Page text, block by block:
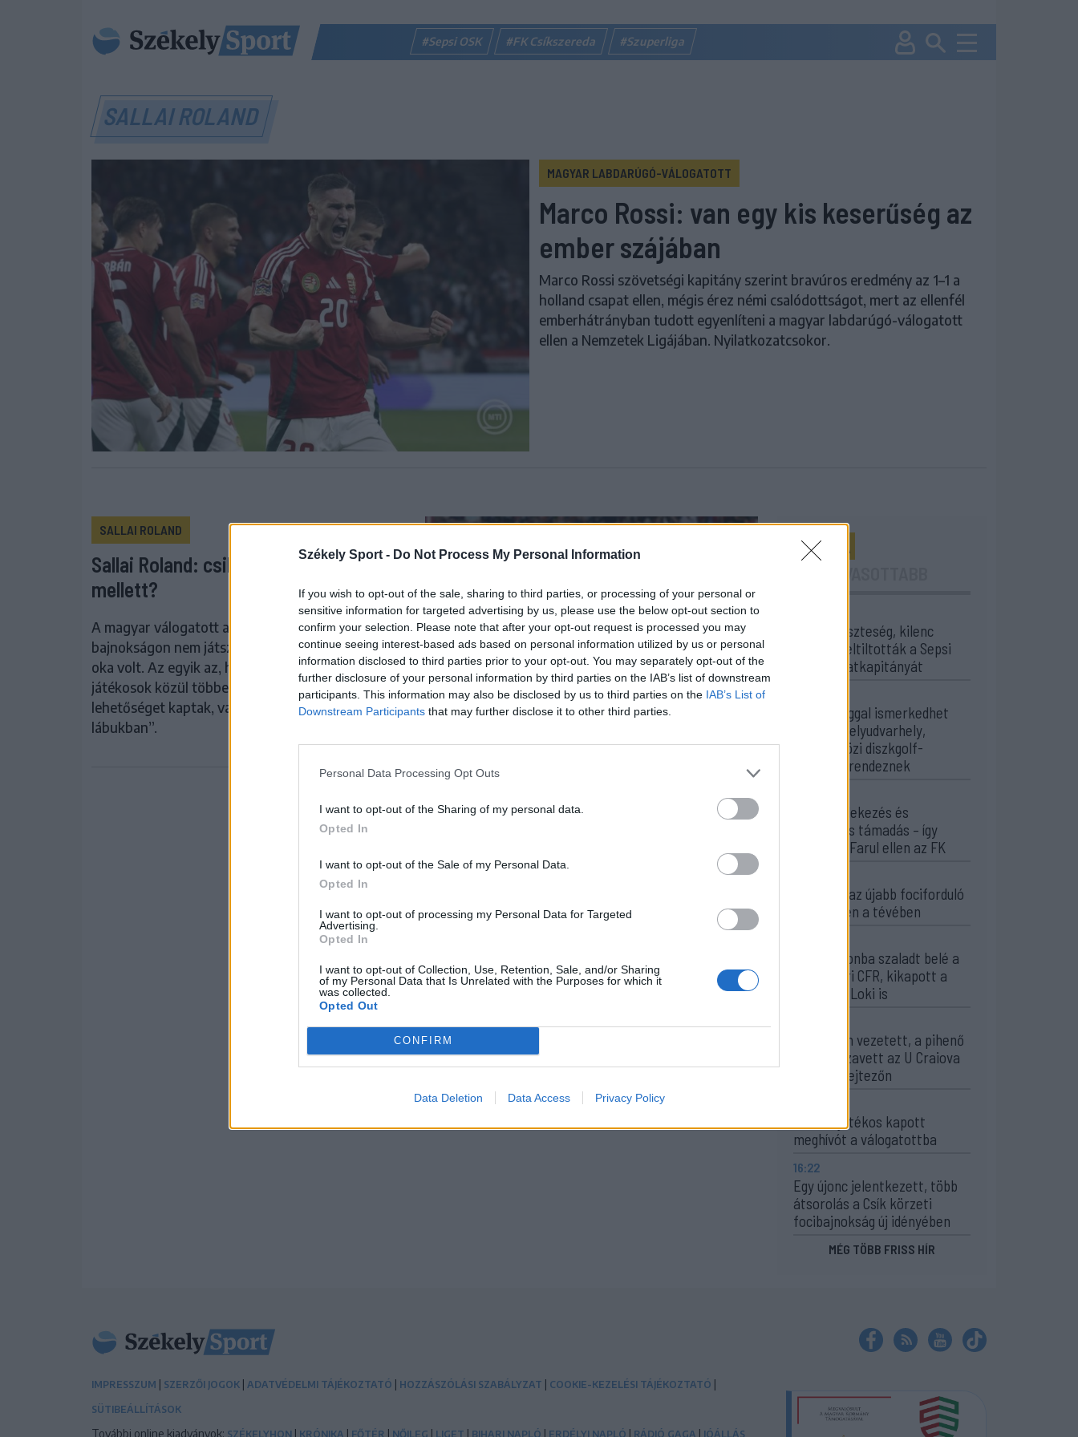
Székely Sport - Do Not Process My Personal Information
If you wish to opt-out of the sale, sharing to third parties, or processing of your personal or
sensitive information for targeted advertising by us, please use the below opt-out section to
confirm your selection. Please note that after your opt-out request is processed you may
continue seeing interest-based ads based on personal information utilized by us or personal
information disclosed to third parties prior to your opt-out. You may separately opt-out of the
further disclosure of your personal information by third parties on the IAB’s list of downstream
participants. This information may also be disclosed by us to third parties on the IAB’s List of
Downstream Participants that may further disclose it to other third parties.
Personal Data Processing Opt Outs
I want to opt-out of the Sharing of my personal data.
Opted In
I want to opt-out of the Sale of my Personal Data.
Opted In
I want to opt-out of processing my Personal Data for Targeted
Advertising.
Opted In
I want to opt-out of Collection, Use, Retention, Sale, and/or Sharing
of my Personal Data that Is Unrelated with the Purposes for which it
was collected.
Opted Out
CONFIRM
Data Deletion Data Access Privacy Policy
#Sepsi OSK #FK Csíkszereda #Szuperliga
SALLAI ROLAND
MAGYAR LABDARÚGÓ-VÁLOGATOTT
Marco Rossi: van egy kis keserűség az
ember szájában
Marco Rossi szövetségi kapitány szerint bravúros eredmény az 1–1 a
holland csapat ellen, mégis érez némi csalódottságot, mert az ellenfél
emberhátrányban tudott egyenlíteni a magyar labdarúgó-válogatott
ellen a Nemzetek Ligájában. Nyilatkozatcsokor.
SALLAI ROLAND
Sallai Roland: csillogni a félhold
mellett?
A magyar válogatott a németországi Európa-
bajnokságon nem játszott jól, amelynek számos
oka volt. Az egyik az, hogy a pályára küldött
játékosok közül többen saját klubjukban kevés
lehetőséget kaptak, vagyis „nem volt meccs a
lábukban”.
Korábbi cikkek betöltése
24 ÓRA
Súlyos veszteség, kilenc
hónapra eltiltották a Sepsi
OSK csapatkapitányát
Új sportággal ismerkedhet
meg Székelyudvarhely,
nemzetközi diszkgolf-
versenyt rendeznek
Stabil védekezés és
céltudatos támadás – így
készült a Farul ellen az FK
Kezdődik az újabb fociforduló
– pénteken a tévében
Nagy pofonba szaladt belé a
Kolozsvári CFR, kikapott a
Győr és a Loki is
Idegenben vezetett, a pihenő
után visszavett az U Craiova
az EL-selejtezőn
Két FK-játékos kapott
meghívót a válogatottba
16:22
Egy újonc jelentkezett, több
átsorolás a Csík körzeti
focibajnokság új idényében
MÉG TÖBB FRISS HÍR
IMPRESSZUM SZERZŐI JOGOK ADATVÉDELMI TÁJÉKOZTATÓ HOZZÁSZÓLÁSI SZABÁLYZAT COOKIE-KEZELÉSI TÁJÉKOZTATÓ
SÜTIBEÁLLÍTÁSOK
További online kiadványok: SZÉKELYHON KRÓNIKA FŐTÉR NŐILEG LIGET BIHARI NAPLÓ ERDÉLYI NAPLÓ RÁDIÓ GAGA JÓÁLLÁS